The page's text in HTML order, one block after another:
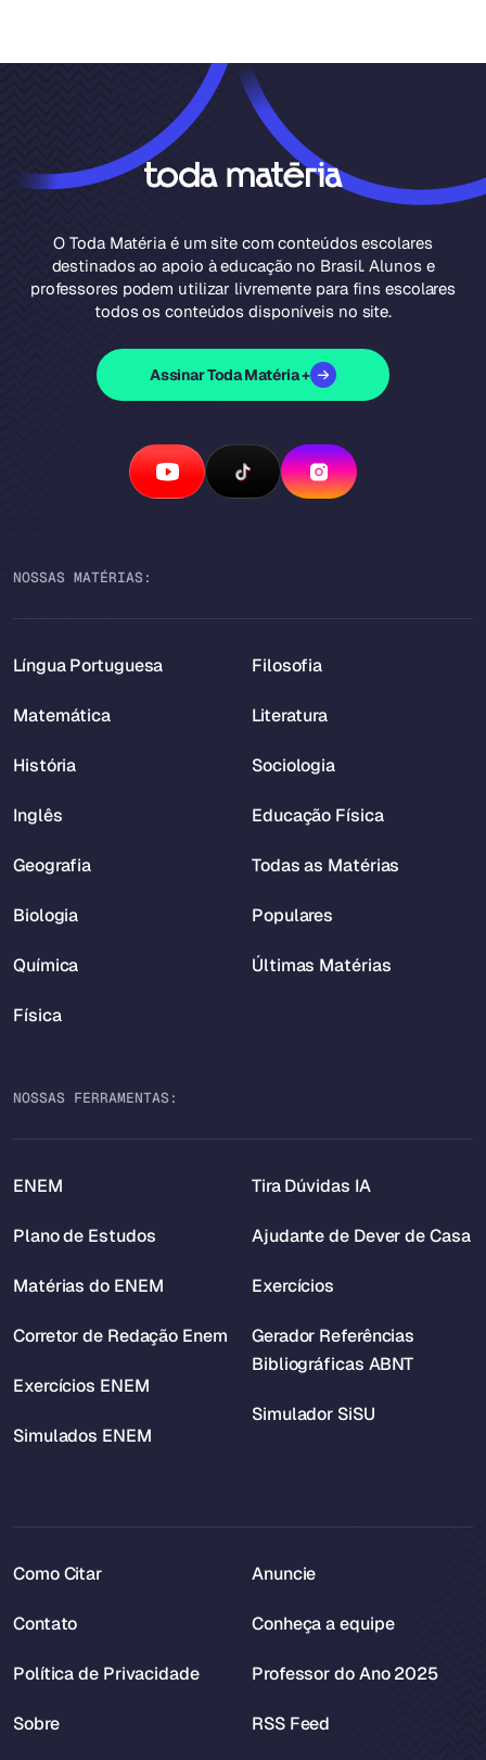
O Toda Matéria é um site com conteúdos escolares
destinados ao apoio à educação no Brasil. Alunos e
professores podem utilizar livremente para fins escolares
todos os conteúdos disponíveis no site.
Assinar Toda Matéria +
NOSSAS MATÉRIAS:
Língua Portuguesa
Matemática
História
Inglês
Geografia
Biologia
Química
Física
Filosofia
Literatura
Sociologia
Educação Física
Todas as Matérias
Populares
Últimas Matérias
NOSSAS FERRAMENTAS:
ENEM
Plano de Estudos
Matérias do ENEM
Corretor de Redação Enem
Exercícios ENEM
Simulados ENEM
Tira Dúvidas IA
Ajudante de Dever de Casa
Exercícios
Gerador Referências
Bibliográficas ABNT
Simulador SiSU
Como Citar
Contato
Política de Privacidade
Sobre
Anuncie
Conheça a equipe
Professor do Ano 2025
RSS Feed